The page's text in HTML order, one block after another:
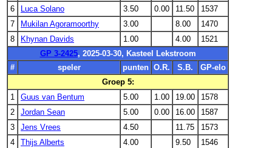
6
Luca Solano 3.50 0.00 11.50
1537
7
Mukilan Agoramoorthy 3.00 8.00
1470
8
Khynan Davids 1.00 4.00
1521
GP 3-2425, 2025-03-30, Kasteel Lekstroom
#
speler punten O.R. S.B.
GP-elo
Groep 5:
1
Guus van Bentum 5.00 1.00 19.00
1578
2
Jordan Sean 5.00 0.00 16.00
1587
3
Jens Vrees 4.50 11.75
1573
4
Thijs Alberts 4.00 9.50
1546